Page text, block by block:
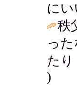
にい
秩
っ
た
)